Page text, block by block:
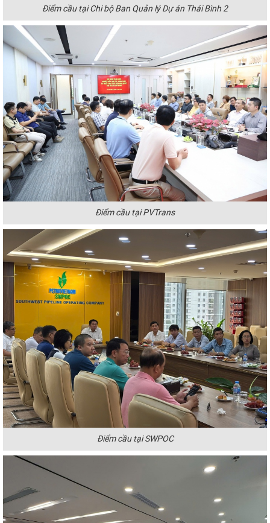
Điểm cầu tại Chi bộ Ban Quản lý Dự án Thái Bình 2
Điểm cầu tại PVTrans
Điểm cầu tại SWPOC